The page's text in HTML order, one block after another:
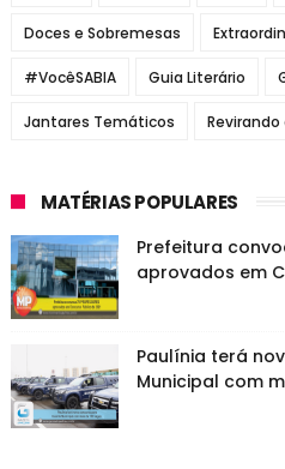
Doces e Sobremesas
#VocêSABIA Guia Literário
Jantares Temáticos Revirando
MATÉRIAS POPULARES
Prefeitura
aprovados em
Paulínia terá
Municipal com